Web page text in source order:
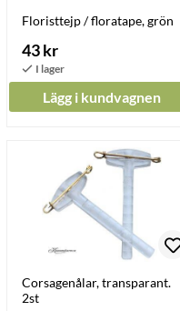
Floristtejp / floratape, grön
43 kr
Lägg i kundvagnen
Corsagenålar, transparant.
2st